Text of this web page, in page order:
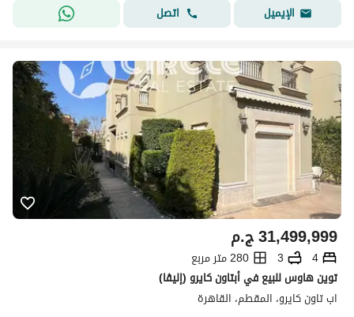
الإيميل
اتصل
ج.م31,499,999
4
3
280 متر مربع
توين هاوس للبيع في أبتاون كايرو (إليڤا)
اب تاون كايرو، المقطم، القاهرة